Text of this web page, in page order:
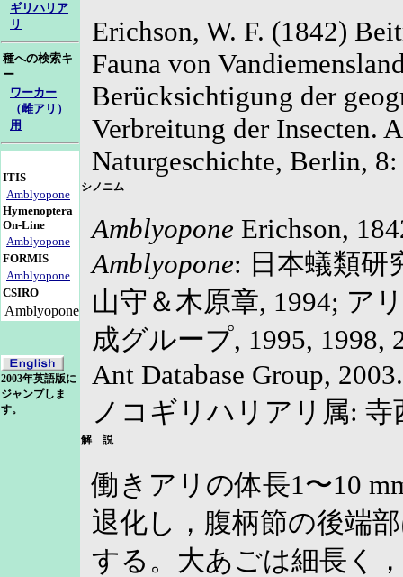
ギリハリア
リ
種への検索キ
ー
ワーカー
（雌アリ）
用
ITIS
Amblyopone
Hymenoptera
On-Line
Amblyopone
FORMIS
Amblyopone
CSIRO
Amblyopone
2003年英語版に
ジャンプしま
す。
Erichson, W. F. (1842)
Fauna von
Berücksichtigung der
Verbreitung der Insecten.
Naturgeschichte, Berlin,
シノニム
Amblyopone Erichson,
Amblyopone: 日本蟻類研
山守＆木原章, 1994; ア
成グループ, 1995, 1998,
Ant Database Group, 2003.
ノコギリハリアリ属: 寺
解 説
働きアリの体長1〜10
退化し，腹柄節の後端
する。大あごは細長く